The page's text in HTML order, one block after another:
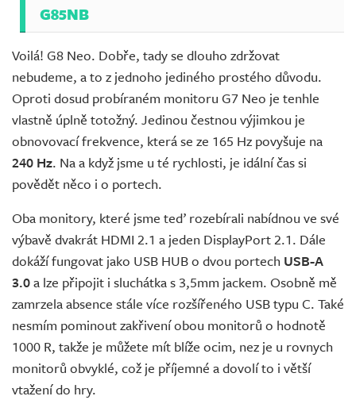
G85NB
Voilá! G8 Neo. Dobře, tady se dlouho zdržovat
nebudeme, a to z jednoho jediného prostého důvodu.
Oproti dosud probíraném monitoru G7 Neo je tenhle
vlastně úplně totožný. Jedinou čestnou výjimkou je
obnovovací frekvence, která se ze 165 Hz povyšuje na
240 Hz. Na a když jsme u té rychlosti, je idální čas si
povědět něco i o portech.
Oba monitory, které jsme teď rozebírali nabídnou ve své
výbavě dvakrát HDMI 2.1 a jeden DisplayPort 2.1. Dále
dokáží fungovat jako USB HUB o dvou portech USB-A
3.0a lze připojit i sluchátka s 3,5mm jackem. Osobně mě
zamrzela absence stále více rozšířeného USB typu C. Také
nesmím pominout zakřivení obou monitorů o hodnotě
1000 R, takže je můžete mít blíže ocim, nez je u rovnych
monitorů obvyklé, což je příjemné a dovolí to i větší
vtažení do hry.